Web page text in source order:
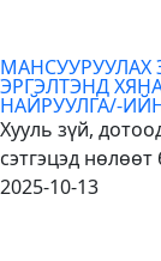
ЭРГЭЛТЭНД
НАЙРУУЛГА/-
Хууль зүй,
сэтгэцэд
2025-10-13